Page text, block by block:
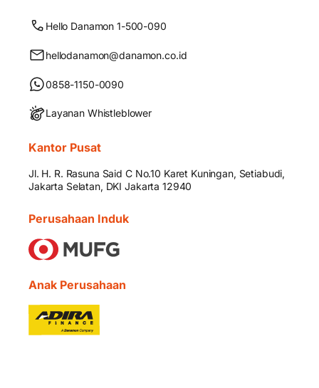
Hello Danamon 1-500-090
hellodanamon@danamon.co.id
0858-1150-0090
Layanan Whistleblower
Kantor Pusat
Jl. H. R. Rasuna Said C No.10 Karet Kuningan, Setiabudi,
Jakarta Selatan, DKI Jakarta 12940
Perusahaan Induk
Anak Perusahaan